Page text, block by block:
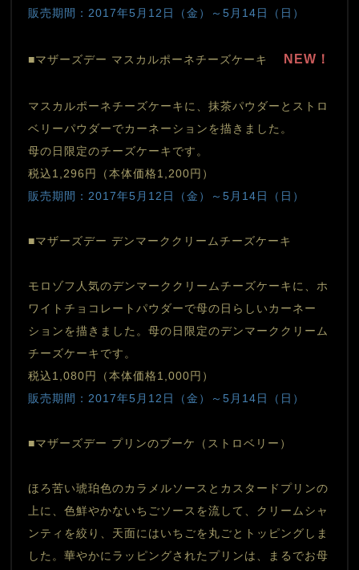
販売期間：2017年5月12日（金）～5月14日（日）
■マザーズデー マスカルポーネチーズケーキ NEW！
マスカルポーネチーズケーキに、抹茶パウダーとストロ
ベリーパウダーでカーネーションを描きました。
母の日限定のチーズケーキです。
税込1,296円（本体価格1,200円）
販売期間：2017年5月12日（金）～5月14日（日）
■マザーズデー デンマーククリームチーズケーキ
モロゾフ人気のデンマーククリームチーズケーキに、ホ
ワイトチョコレートパウダーで母の日らしいカーネー
ションを描きました。母の日限定のデンマーククリーム
チーズケーキです。
税込1,080円（本体価格1,000円）
販売期間：2017年5月12日（金）～5月14日（日）
■マザーズデー プリンのブーケ（ストロベリー）
ほろ苦い琥珀色のカラメルソースとカスタードプリンの
上に、色鮮やかないちごソースを流して、クリームシャ
ンティを絞り、天面にはいちごを丸ごとトッピングしま
した。華やかにラッピングされたプリンは、まるでお母